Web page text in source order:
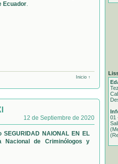
Ecuador.
Inicio ↑
12 de Septiembre de 2020
SEGURIDAD NAIONAL EN EL
Nacional de Criminólogos y
01